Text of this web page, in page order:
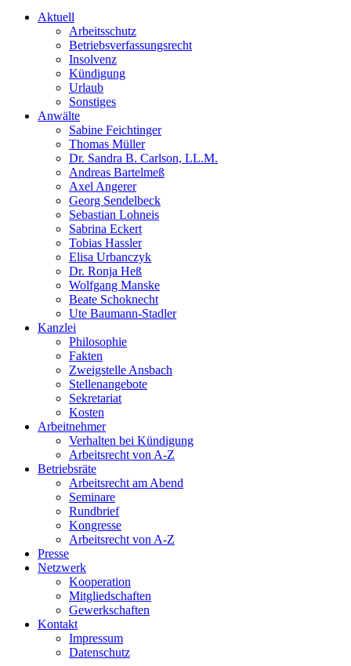
Aktuell
Arbeitsschutz
Betriebsverfassungsrecht
Insolvenz
Kündigung
Urlaub
Sonstiges
Anwälte
Sabine Feichtinger
Thomas Müller
Dr. Sandra B. Carlson, LL.M.
Andreas Bartelmeß
Axel Angerer
Georg Sendelbeck
Sebastian Lohneis
Sabrina Eckert
Tobias Hassler
Elisa Urbanczyk
Dr. Ronja Heß
Wolfgang Manske
Beate Schoknecht
Ute Baumann-Stadler
Kanzlei
Philosophie
Fakten
Zweigstelle Ansbach
Stellenangebote
Sekretariat
Kosten
Arbeitnehmer
Verhalten bei Kündigung
Arbeitsrecht von A-Z
Betriebsräte
Arbeitsrecht am Abend
Seminare
Rundbrief
Kongresse
Arbeitsrecht von A-Z
Presse
Netzwerk
Kooperation
Mitgliedschaften
Gewerkschaften
Kontakt
Impressum
Datenschutz